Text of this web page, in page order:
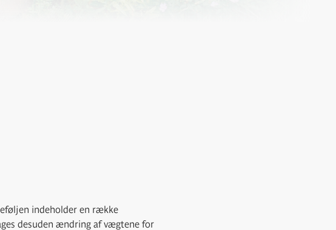
indeholder en række
desuden ændring af vægtene for